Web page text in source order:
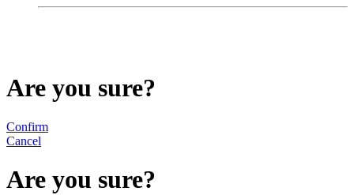
Are you sure?
Confirm
Cancel
Are you sure?